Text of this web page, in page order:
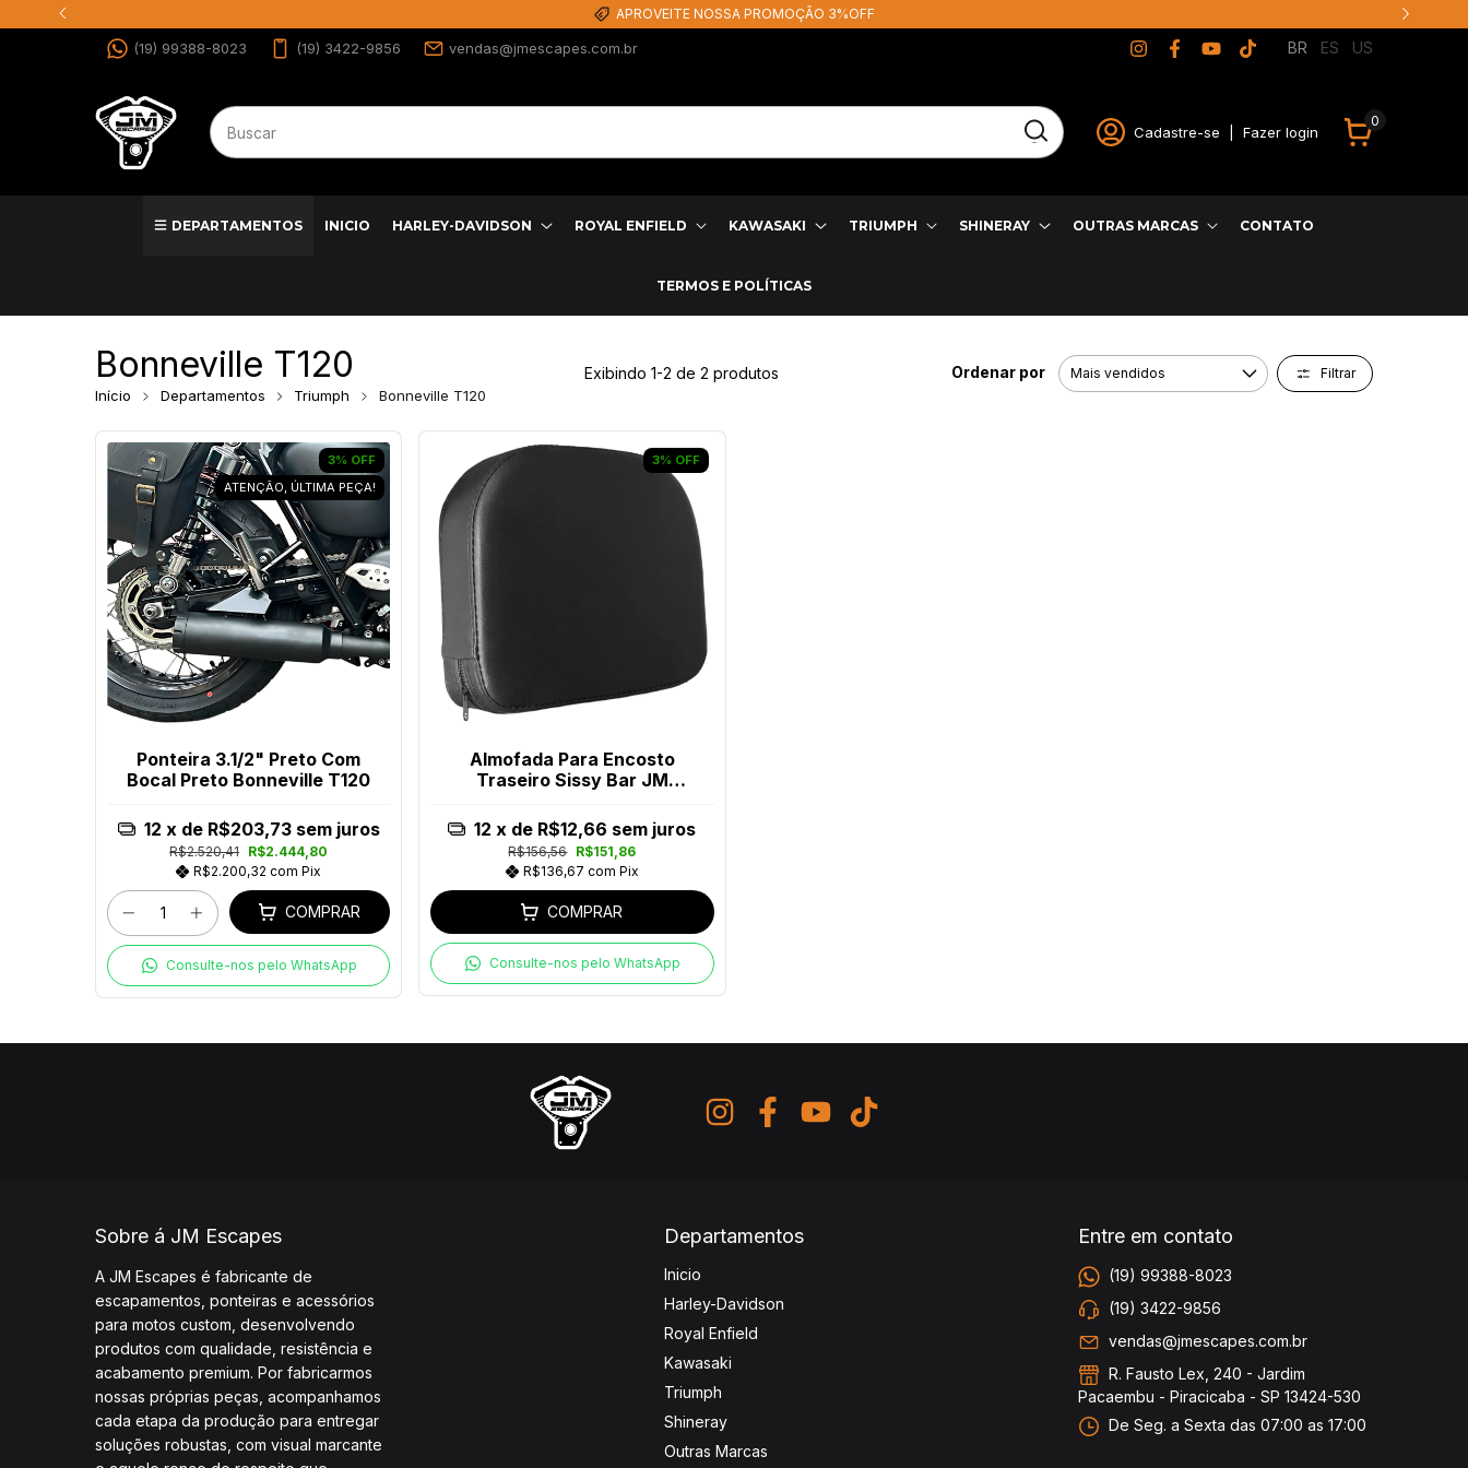
APROVEITE NOSSA PROMOÇÃO 3%OFF
(19) 99388-8023 (19) 3422-9856 vendas@jmescapes.com.br BR ES US
Cadastre-se Fazer login
0
DEPARTAMENTOS INICIO HARLEY-DAVIDSON ROYAL ENFIELD KAWASAKI TRIUMPH SHINERAY OUTRAS MARCAS CONTATO
TERMOS E POLÍTICAS
Bonneville T120
Início Departamentos Triumph Bonneville T120
Exibindo 1-2 de 2 produtos Ordenar por Filtrar
3% OFF
ATENÇÃO, ÚLTIMA PEÇA!
Ponteira 3.1/2" Preto Com
Bocal Preto Bonneville T120
R$2.520,41 R$2.444,80
R$2.200,32com Pix
12 x de R$203,73 sem juros
COMPRAR
Consulte-nos pelo WhatsApp
3% OFF
Almofada Para Encosto
Traseiro Sissy Bar JM
R$156,56 R$151,86
R$136,67 com Pix
12 x de R$12,66 sem juros
COMPRAR
Consulte-nos pelo WhatsApp
Sobre á JM Escapes
A JM Escapes é fabricante de
escapamentos, ponteiras e acessórios
para motos custom, desenvolvendo
produtos com qualidade, resistência e
acabamento premium. Por fabricarmos
nossas próprias peças, acompanhamos
cada etapa da produção para entregar
soluções robustas, com visual marcante
Departamentos
Inicio
Harley-Davidson
Royal Enfield
Kawasaki
Triumph
Shineray
Outras Marcas
Entre em contato
(19) 99388-8023
(19) 3422-9856
vendas@jmescapes.com.br
R. Fausto Lex, 240 - Jardim
Pacaembu - Piracicaba - SP 13424-530
De Seg. a Sexta das 07:00 as 17:00